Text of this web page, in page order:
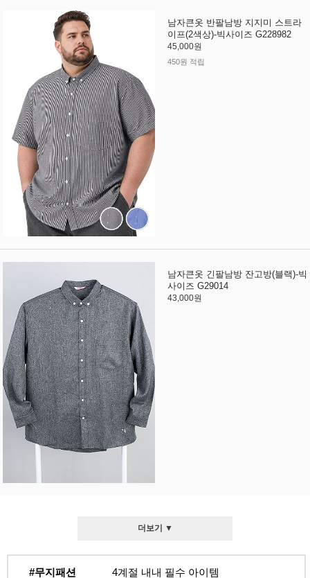
남자큰옷 반팔남방 지지미 스트라
이프(2색상)-빅사이즈 G228982
45,000원
450원 적립
남자큰옷 긴팔남방 잔고방(블랙)-빅
사이즈 G29014
43,000원
더보기 ▼
#무지패션 4계절 내내 필수 아이템